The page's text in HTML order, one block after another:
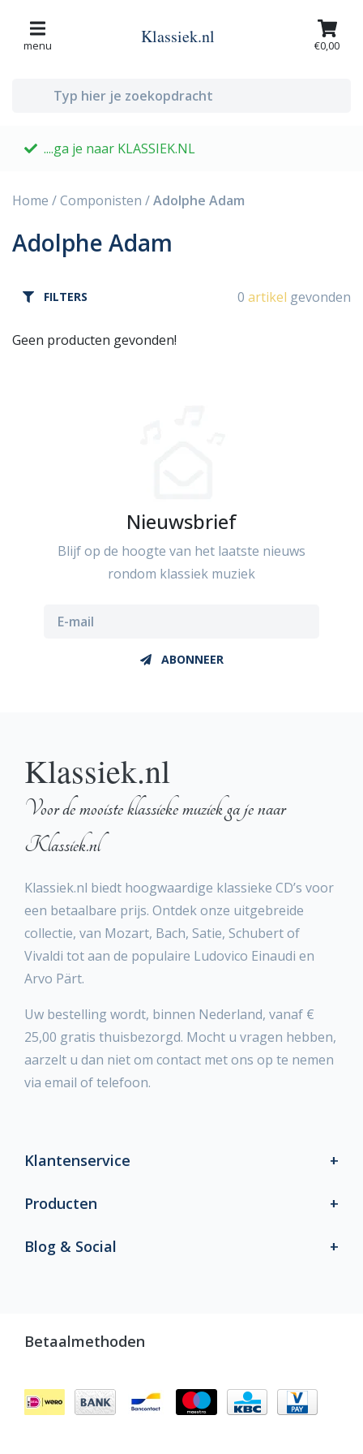
menu Klassiek.nl €0,00
....ga je naar KLASSIEK.NL
Home /Componisten /Adolphe Adam
Adolphe Adam
FILTERS 0 artikel gevonden
Geen producten gevonden!
Nieuwsbrief
Blijf op de hoogte van het laatste nieuws
rondom klassiek muziek
ABONNEER
Klassiek.nl
Voor de mooiste klassieke muziek ga je naar
Klassiek.nl
Klassiek.nl biedt hoogwaardige klassieke CD’s voor
een betaalbare prijs. Ontdek onze uitgebreide
collectie, van Mozart, Bach, Satie, Schubert of
Vivaldi tot aan de populaire Ludovico Einaudi en
Arvo Pärt.
Uw bestelling wordt, binnen Nederland, vanaf €
25,00 gratis thuisbezorgd. Mocht u vragen hebben,
aarzelt u dan niet om contact met ons op te nemen
via email of telefoon.
Klantenservice
Producten
Blog & Social
Betaalmethoden